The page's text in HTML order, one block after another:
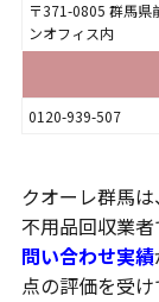
〒371-0805 群馬県
ンオフィス内
0120-939-507
クオーレ群馬
不用品回収業者
問い合わせ実績
点の評価を受け